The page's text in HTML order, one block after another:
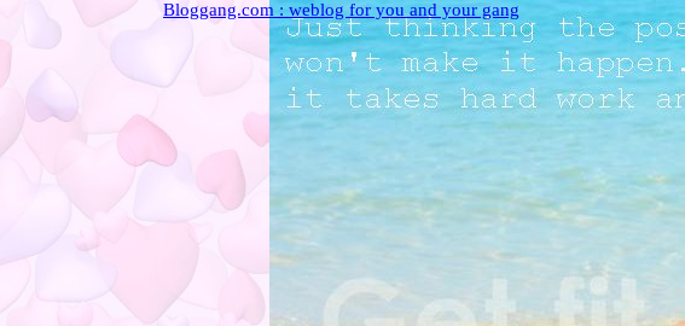
Bloggang.com : weblog for you and your gang